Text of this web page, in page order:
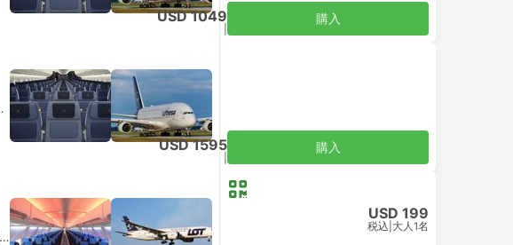
USD 1049 購入
USD 1595 購入
USD 199
税込 大人1名